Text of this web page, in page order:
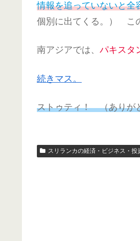
情報を追っていないと全
個別に出てくる。） こ
南アジアでは、 パキスタ
続きマス。
ストゥティ！ （ありが
スリランカの経済・ビジネス・投